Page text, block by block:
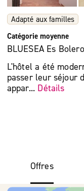
Adapté aux familles
Catégorie moyenne
BLUESEA Es Bolero
L'hôtel a été
passer leur séjour
appar... Détails
Offres